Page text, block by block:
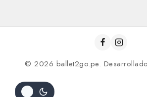
© 2026 ballet2go.pe.